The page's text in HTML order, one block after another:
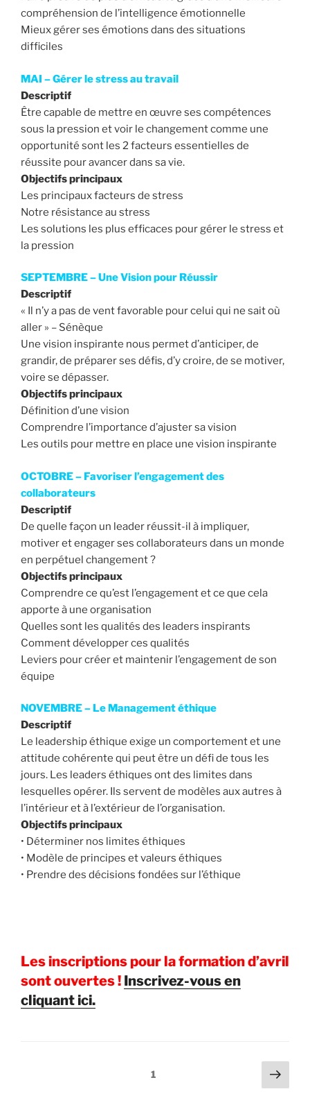
compréhension de l’intelligence émotionnelle
Mieux gérer ses émotions dans des situations
difficiles
MAI – Gérer le stress au travail
Descriptif
Être capable de mettre en œuvre ses compétences
sous la pression et voir le changement comme une
opportunité sont les 2 facteurs essentielles de
réussite pour avancer dans sa vie.
Objectifs principaux
Les principaux facteurs de stress
Notre résistance au stress
Les solutions les plus efficaces pour gérer le stress et
la pression
SEPTEMBRE – Une Vision pour Réussir
Descriptif
« Il n’y a pas de vent favorable pour celui qui ne sait où
aller » – Sénèque
Une vision inspirante nous permet d’anticiper, de
grandir, de préparer ses défis, d’y croire, de se motiver,
voire se dépasser.
Objectifs principaux
Définition d’une vision
Comprendre l’importance d’ajuster sa vision
Les outils pour mettre en place une vision inspirante
OCTOBRE – Favoriser l’engagement des
collaborateurs
Descriptif
De quelle façon un leader réussit-il à impliquer,
motiver et engager ses collaborateurs dans un monde
en perpétuel changement ?
Objectifs principaux
Comprendre ce qu’est l’engagement et ce que cela
apporte à une organisation
Quelles sont les qualités des leaders inspirants
Comment développer ces qualités
Leviers pour créer et maintenir l’engagement de son
équipe
NOVEMBRE – Le Management éthique
Descriptif
Le leadership éthique exige un comportement et une
attitude cohérente qui peut être un défi de tous les
jours. Les leaders éthiques ont des limites dans
lesquelles opérer. Ils servent de modèles aux autres à
l’intérieur et à l’extérieur de l’organisation.
Objectifs principaux
• Déterminer nos limites éthiques
• Modèle de principes et valeurs éthiques
• Prendre des décisions fondées sur l’éthique
Les inscriptions pour la formation d’avril
sont ouvertes ! Inscrivez-vous en
cliquant ici.
Page1
Page